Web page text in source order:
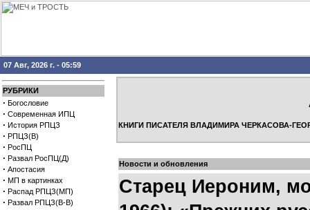
07 Авг, 2026 г. - 05:59
РУБРИКИ
· Богословие
· Современная ИПЦ
· История РПЦЗ
· РПЦЗ(В)
· РосПЦ
· Развал РосПЦ(Д)
· Апостасия
· МП в картинках
· Распад РПЦЗ(МП)
· Развал РПЦЗ(В-В)
КНИГИ ПИСАТЕЛЯ ВЛАДИМИРА ЧЕРКАСОВА-
Новости и обновления
Старец Иероним,